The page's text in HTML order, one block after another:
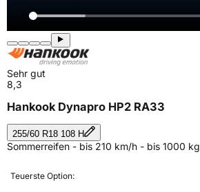
Sehr gut
8,3
Hankook Dynapro HP2 RA33
255/60 R18 108 H
Sommerreifen - bis 210 km/h - bis 1000 kg
Teuerste Option: